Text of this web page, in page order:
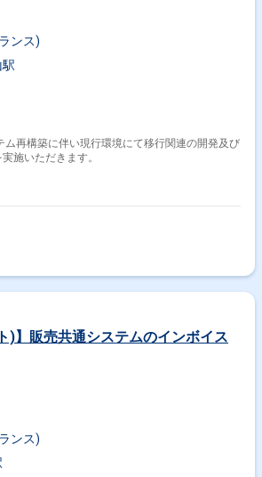
ンス)
ム再構築に伴い現行環境にて移行関連の開発及び
施いただきます。
)】販売共通システムのインボイス
ンス)